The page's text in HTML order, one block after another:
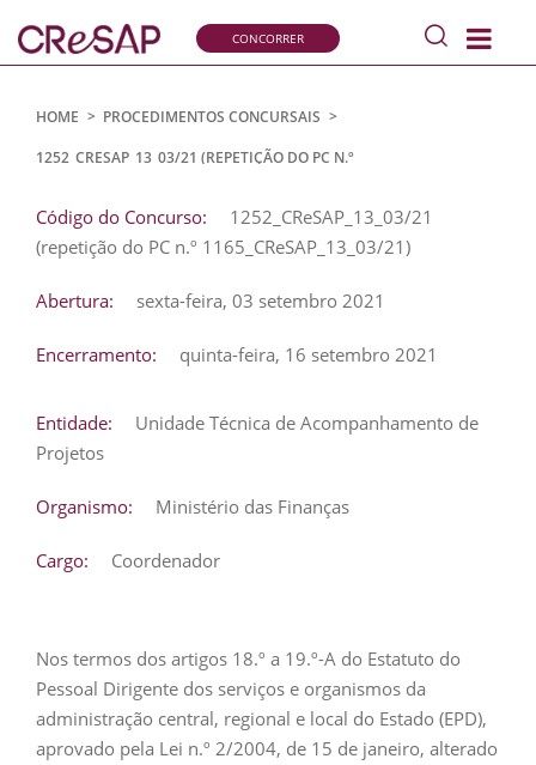
Comissão
Recrutamento
Seleção
Administração
CONCORRER Pesquisar
HOME > PROCEDIMENTOS CONCURSAIS >
1252_CRESAP_13_03/21 (REPETIÇÃO DO PC N.º
Código do Concurso:
1252_CReSAP_13_03/21
(repetição do PC n.º 1165_CReSAP_13_03/21)
Abertura: sexta-feira, 03 setembro 2021
Encerramento: quinta-feira, 16 setembro 2021
Entidade:
Unidade Técnica de Acompanhamento de
Projetos
Organismo: Ministério das Finanças
Cargo: Coordenador
Nos termos dos artigos 18.º a 19.º-A do Estatuto do
Pessoal Dirigente dos serviços e organismos da
administração central, regional e local do Estado (EPD),
aprovado pela Lei n.º 2/2004, de 15 de janeiro, alterado